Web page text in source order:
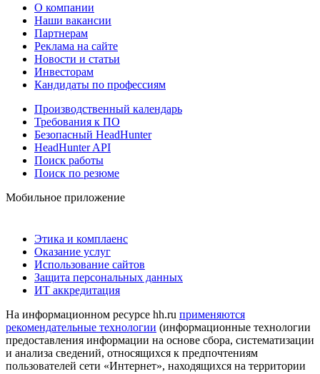
О компании
Наши вакансии
Партнерам
Реклама на сайте
Новости и статьи
Инвесторам
Кандидаты по профессиям
Производственный календарь
Требования к ПО
Безопасный HeadHunter
HeadHunter API
Поиск работы
Поиск по резюме
Мобильное приложение
Этика и комплаенс
Оказание услуг
Использование сайтов
Защита персональных данных
ИТ аккредитация
На информационном ресурсе hh.ru применяются
рекомендательные технологии (информационные технологии
предоставления информации на основе сбора, систематизации
и анализа сведений, относящихся к предпочтениям
пользователей сети «Интернет», находящихся на территории